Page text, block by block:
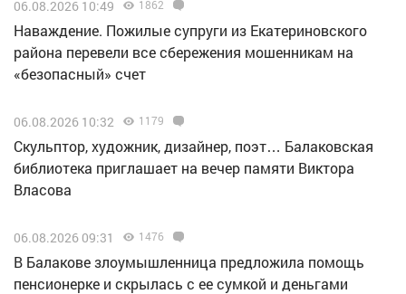
06.08.2026 10:49 1862
Наваждение. Пожилые супруги из Екатериновского
района перевели все сбережения мошенникам на
«безопасный» счет
06.08.2026 10:32 1179
Скульптор, художник, дизайнер, поэт… Балаковская
библиотека приглашает на вечер памяти Виктора
Власова
06.08.2026 09:31 1476
В Балакове злоумышленница предложила помощь
пенсионерке и скрылась с ее сумкой и деньгами